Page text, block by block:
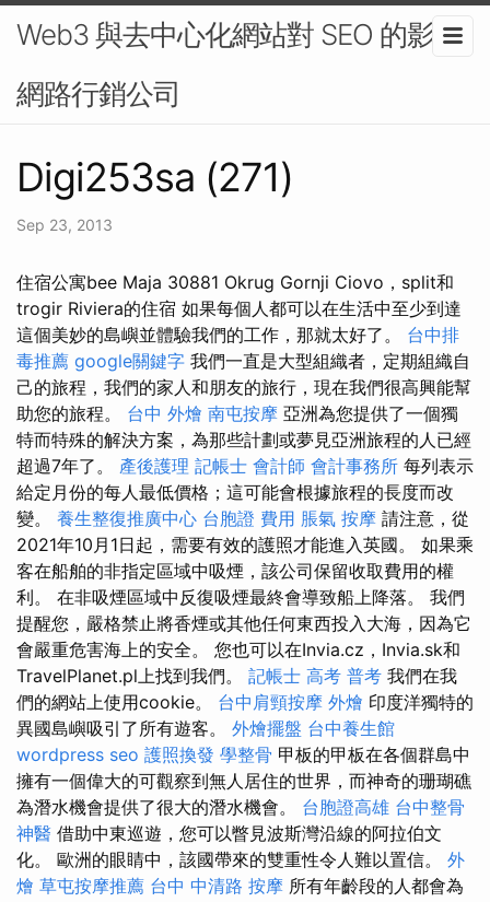
Web3 與去中心化網站對 SEO 的影響-
網路行銷公司
Digi253sa (271)
Sep 23, 2013
住宿公寓bee Maja 30881 Okrug Gornji Ciovo，split和
trogir Riviera的住宿 如果每個人都可以在生活中至少到達
這個美妙的島嶼並體驗我們的工作，那就太好了。 台中排
毒推薦 google關鍵字 我們一直是大型組織者，定期組織自
己的旅程，我們的家人和朋友的旅行，現在我們很高興能幫
助您的旅程。 台中 外燴 南屯按摩 亞洲為您提供了一個獨
特而特殊的解決方案，為那些計劃或夢見亞洲旅程的人已經
超過7年了。 產後護理 記帳士 會計師 會計事務所 每列表示
給定月份的每人最低價格；這可能會根據旅程的長度而改
變。 養生整復推廣中心 台胞證 費用 脹氣 按摩 請注意，從
2021年10月1日起，需要有效的護照才能進入英國。 如果乘
客在船舶的非指定區域中吸煙，該公司保留收取費用的權
利。 在非吸煙區域中反復吸煙最終會導致船上降落。 我們
提醒您，嚴格禁止將香煙或其他任何東西投入大海，因為它
會嚴重危害海上的安全。 您也可以在Invia.cz，Invia.sk和
TravelPlanet.pl上找到我們。 記帳士 高考 普考 我們在我
們的網站上使用cookie。 台中肩頸按摩 外燴 印度洋獨特的
異國島嶼吸引了所有遊客。 外燴擺盤 台中養生館
wordpress seo 護照換發 學整骨 甲板的甲板在各個群島中
擁有一個偉大的可觀察到無人居住的世界，而神奇的珊瑚礁
為潛水機會提供了很大的潛水機會。 台胞證高雄 台中整骨
神醫 借助中東巡遊，您可以瞥見波斯灣沿線的阿拉伯文
化。 歐洲的眼睛中，該國帶來的雙重性令人難以置信。 外
燴 草屯按摩推薦 台中 中清路 按摩 所有年齡段的人都會為